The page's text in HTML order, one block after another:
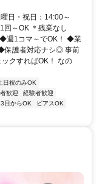
日・祝日：14:00～
～OK ＊残業なし
週1コマ～でOK！ ◆業
保護者対応ナシ◎ 事前
クすればOK！ なの
日祝のみOK
歓迎
経験者歓迎
日からOK
ピアスOK